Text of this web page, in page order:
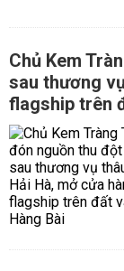
Chủ Kem
sau thương
flagship trên